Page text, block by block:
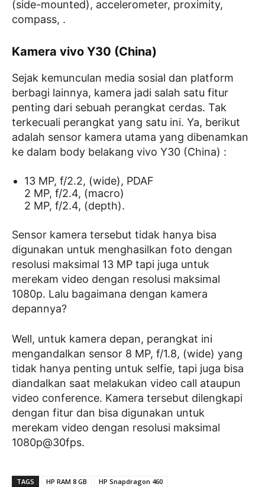
(side-mounted), accelerometer, proximity,
compass, .
Kamera vivo Y30 (China)
Sejak kemunculan media sosial dan platform
berbagi lainnya, kamera jadi salah satu fitur
penting dari sebuah perangkat cerdas. Tak
terkecuali perangkat yang satu ini. Ya, berikut
adalah sensor kamera utama yang dibenamkan
ke dalam body belakang vivo Y30 (China) :
13 MP, f/2.2, (wide), PDAF
2 MP, f/2.4, (macro)
2 MP, f/2.4, (depth).
Sensor kamera tersebut tidak hanya bisa
digunakan untuk menghasilkan foto dengan
resolusi maksimal 13 MP tapi juga untuk
merekam video dengan resolusi maksimal
1080p. Lalu bagaimana dengan kamera
depannya?
Well, untuk kamera depan, perangkat ini
mengandalkan sensor 8 MP, f/1.8, (wide) yang
tidak hanya penting untuk selfie, tapi juga bisa
diandalkan saat melakukan video call ataupun
video conference. Kamera tersebut dilengkapi
dengan fitur dan bisa digunakan untuk
merekam video dengan resolusi maksimal
1080p@30fps.
TAGS HP RAM 8 GB HP Snapdragon 460